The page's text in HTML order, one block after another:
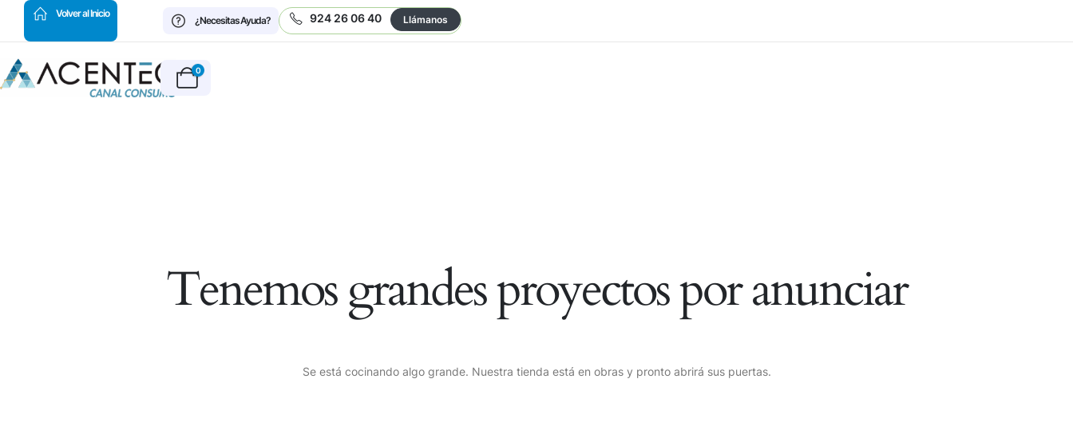
Volver al Inicio
¿Necesitas Ayuda?
924 26 06 40 Llámanos
0
Tenemos grandes proyectos por anunciar
Se está cocinando algo grande. Nuestra tienda está en obras y pronto abrirá sus puertas.